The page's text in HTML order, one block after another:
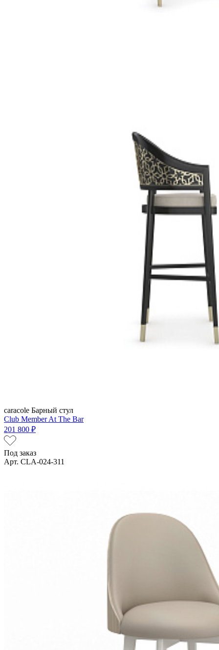
caracole Барный стул
Club Member At The Bar
201 800 ₽
Под заказ
Арт. CLA-024-311